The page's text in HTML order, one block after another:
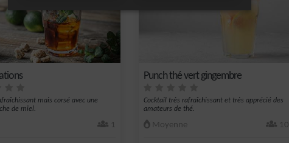
mais corsé avec une
de miel.
1
Punch thé vert gingembre
Cocktail très rafraîchissant et très apprécié des
amateurs de thé.
Moyenne 10